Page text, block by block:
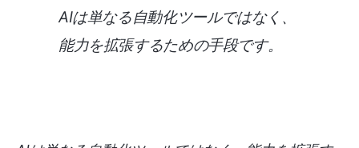
AIは単なる自動化ツールではなく、
能力を拡張するための手段です。